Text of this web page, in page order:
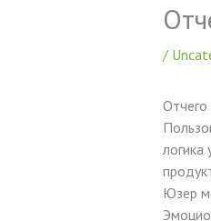
/
логика
Юзер